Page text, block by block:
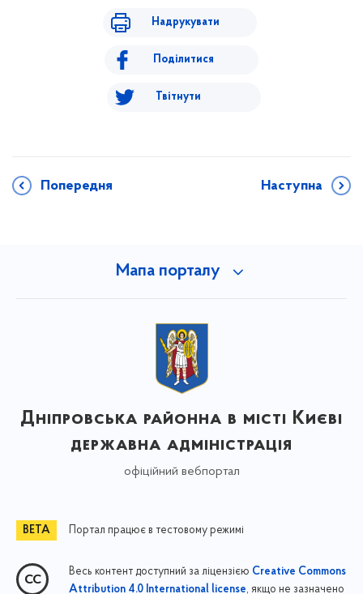
Надрукувати
Поділитися
Твітнути
Попередня Наступна
Мапа порталу
Дніпровська районна в місті Києві
державна адміністрація
офіційний вебпортал
Портал працює в тестовому режимі
Весь контент доступний за ліцензією Creative Commons
Attribution 4.0 International license, якщо не зазначено